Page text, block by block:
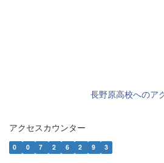
長野原高校へのア
アクセスカウンター
0 0 7 2 6 2 9 3